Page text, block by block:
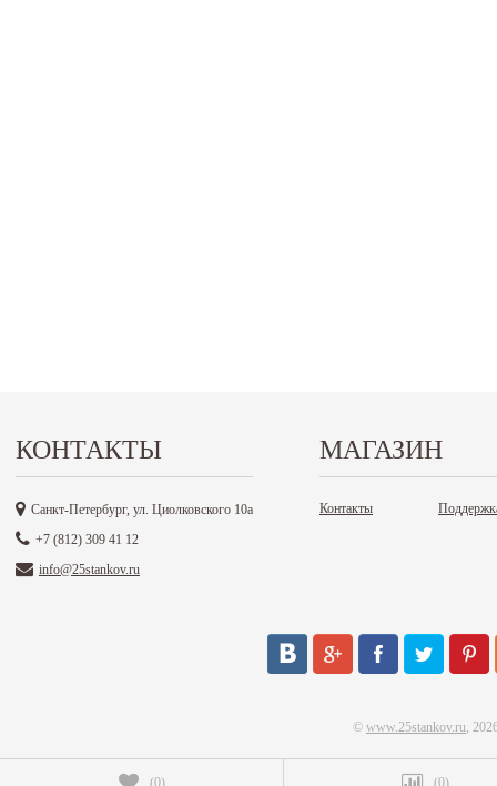
КОНТАКТЫ
Санкт-Петербург, ул. Циолковского 10а
+7 (812) 309 41 12
info@25stankov.ru
МАГАЗИН
Контакты
© www.25stankov.ru,
(0) (0)